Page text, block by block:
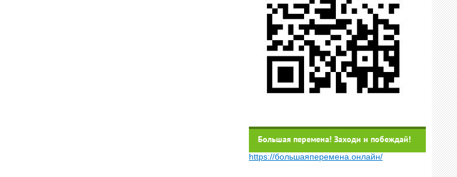
Большая перемена! Заходи и побеждай!
https://большаяперемена.онлайн/